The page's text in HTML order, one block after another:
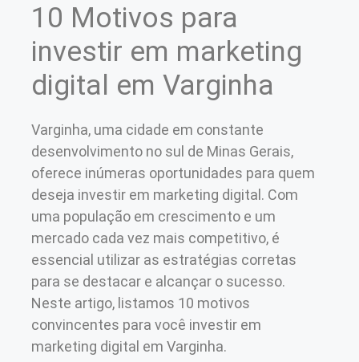
10 Motivos para
investir em marketing
digital em Varginha
Varginha, uma cidade em constante
desenvolvimento no sul de Minas Gerais,
oferece inúmeras oportunidades para quem
deseja investir em marketing digital. Com
uma população em crescimento e um
mercado cada vez mais competitivo, é
essencial utilizar as estratégias corretas
para se destacar e alcançar o sucesso.
Neste artigo, listamos 10 motivos
convincentes para você investir em
marketing digital em Varginha.